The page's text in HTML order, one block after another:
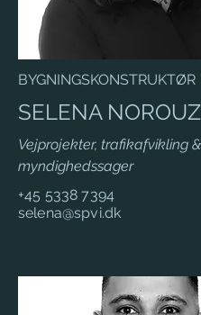
BYGNINGSKONSTRUKTØR
SELENA
Vejprojekter, trafikafvikling &
myndighedssager
+45 5338 7394
selena@spvi.dk